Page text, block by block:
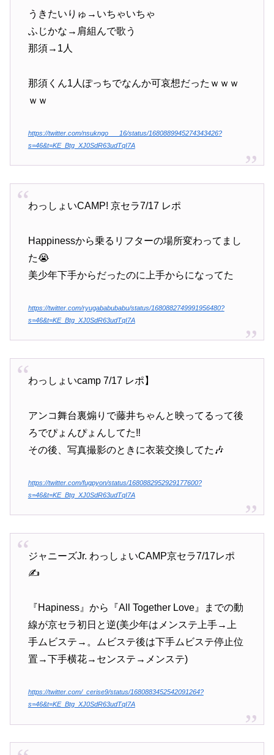
うきたいりゅ→いちゃいちゃ
ふじかな→肩組んで歌う
那須→1人
那須くん1人ぽっちでなんか可哀想だったｗｗｗ
ｗｗ
https://twitter.com/nsukngo___16/status/1680889945274343426?
s=46&t=KE_Btg_XJ0SdR63udTqI7A
わっしょいCAMP! 京セラ7/17 レポ
Happinessから乗るリフターの場所変わってまし
た😭
美少年下手からだったのに上手からになってた
https://twitter.com/ryugababubabu/status/1680882749991956480?
s=46&t=KE_Btg_XJ0SdR63udTqI7A
わっしょいcamp 7/17 レポ】
アンコ舞台裏煽りで藤井ちゃんと映ってるって後
ろでぴょんぴょんしてた‼️
その後、写真撮影のときに衣装交換してた🎶
https://twitter.com/fugpyon/status/1680882952929177600?
s=46&t=KE_Btg_XJ0SdR63udTqI7A
ジャニーズJr. わっしょいCAMP京セラ7/17レポ
✍️
『Hapiness』から『All Together Love』までの動
線が京セラ初日と逆(美少年はメンステ上手→上
手ムビステ→。ムビステ後は下手ムビステ停止位
置→下手横花→センステ→メンステ)
https://twitter.com/_cerise9/status/1680883452542091264?
s=46&t=KE_Btg_XJ0SdR63udTqI7A